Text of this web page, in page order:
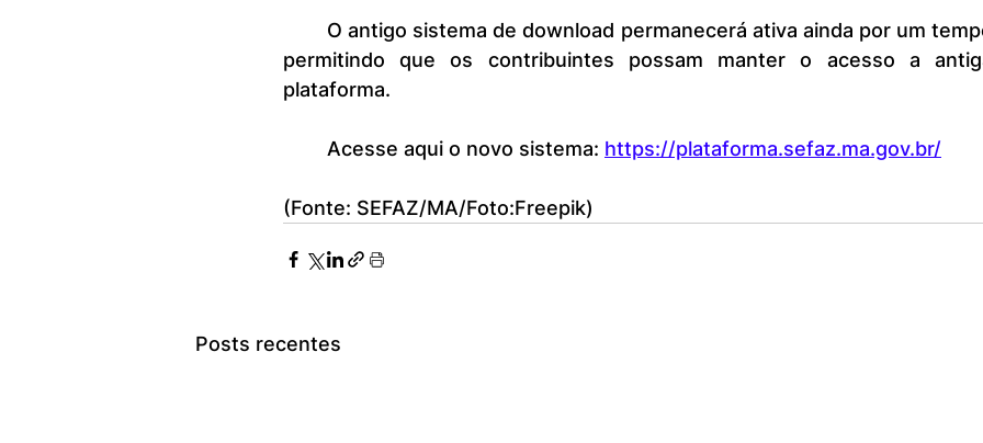
permitindo que os contribuintes possam manter o acesso a
plataforma.
	Acesse aqui o novo sistema:
https://plataforma.sefaz.ma.gov.br/
(Fonte: SEFAZ/MA/Foto:Freepik)
Posts recentes